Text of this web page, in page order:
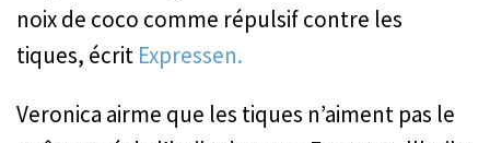
noix de coco comme répulsif contre les
tiques, écrit Expressen.
Veronica affirme que les tiques n’aiment pas le